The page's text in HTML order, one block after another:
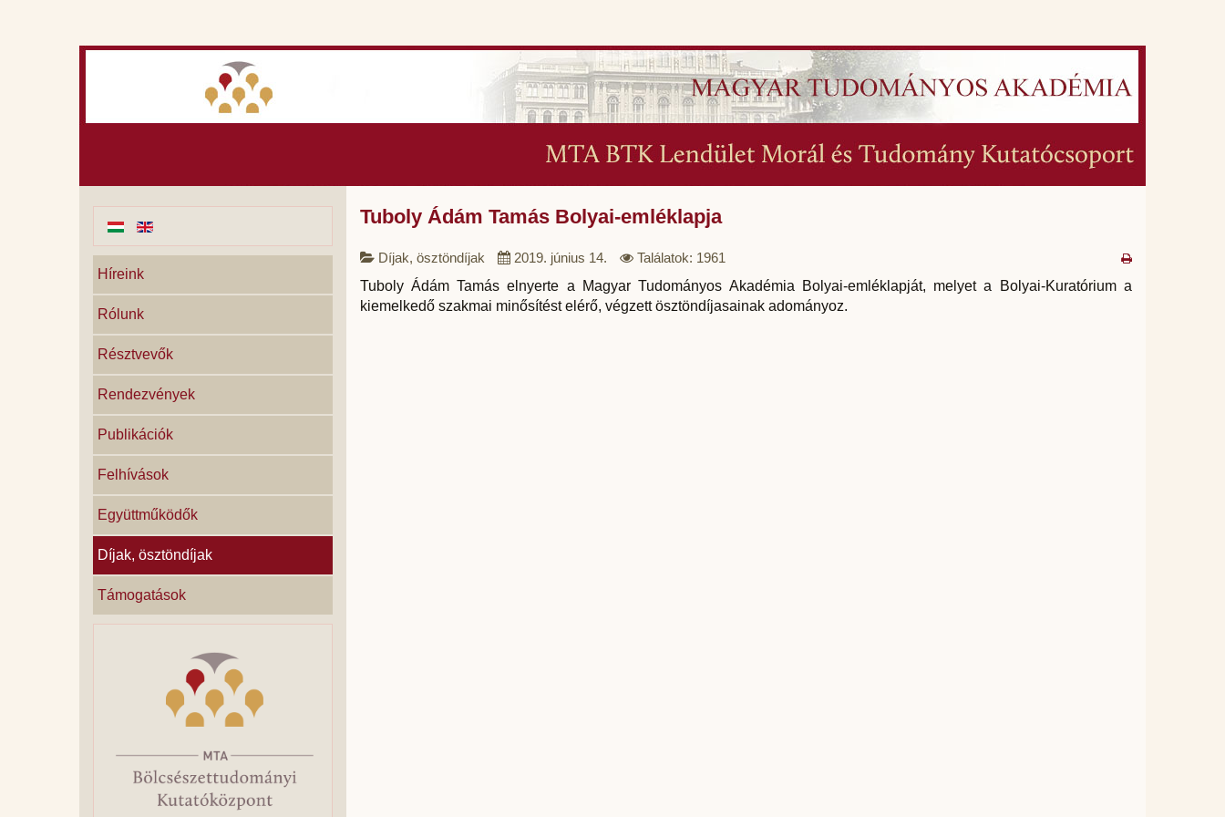
Tuboly Ádám Tamás Bolyai-emléklapja
Díjak, ösztöndíjak 2019. június 14.
Találatok: 1961
Tuboly Ádám Tamás elnyerte a Magyar Tudományos Akadémia Bolyai-emléklapját, melyet a Bolyai-Kuratórium a
kiemelkedő szakmai minősítést elérő, végzett ösztöndíjasainak adományoz.
Híreink
Rólunk
Résztvevők
Rendezvények
Publikációk
Felhívások
Együttműködők
Díjak, ösztöndíjak
Támogatások